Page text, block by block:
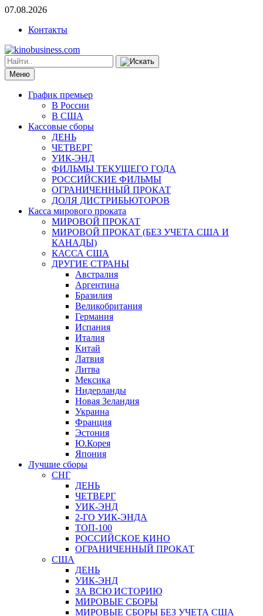
07.08.2026
Контакты
Меню
График премьер
В России
В США
Кассовые сборы
ДЕНЬ
ЧЕТВЕРГ
УИК-ЭНД
ФИЛЬМЫ ТЕКУЩЕГО ГОДА
РОССИЙСКИЕ ФИЛЬМЫ
ОГРАНИЧЕННЫЙ ПРОКАТ
ДОЛЯ ДИСТРИБЬЮТОРОВ
Касса мирового проката
МИРОВОЙ ПРОКАТ
МИРОВОЙ ПРОКАТ (БЕЗ УЧЕТА США И
КАНАДЫ)
КАССА США
ДРУГИЕ СТРАНЫ
Австралия
Аргентина
Бразилия
Великобритания
Германия
Испания
Италия
Китай
Латвия
Литва
Мексика
Нидерланды
Новая Зеландия
Украина
Франция
Эстония
Ю.Корея
Япония
Лучшие сборы
СНГ
ДЕНЬ
ЧЕТВЕРГ
УИК-ЭНД
2-ГО УИК-ЭНДА
ТОП-100
РОССИЙСКОЕ КИНО
ОГРАНИЧЕННЫЙ ПРОКАТ
США
ДЕНЬ
УИК-ЭНД
ЗА ВСЮ ИСТОРИЮ
МИРОВЫЕ СБОРЫ
МИРОВЫЕ СБОРЫ БЕЗ УЧЕТА США